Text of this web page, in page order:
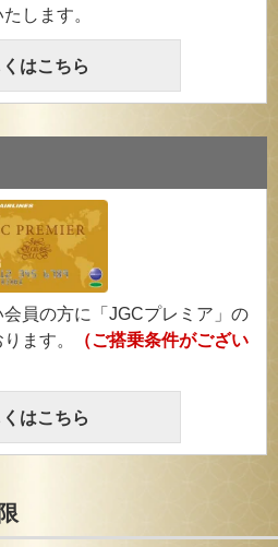
します。
はこちら
員の方に「JGCプレミア」の
ます。
（ご搭乗条件がござい
はこちら